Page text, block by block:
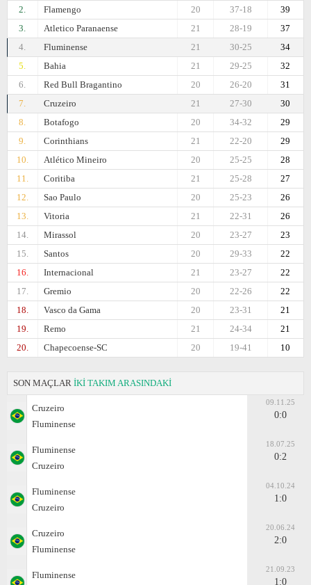
2. Flamengo 39
37-18
20
3.
Atletico Paranaense 37
28-19
21
4.
Fluminense 34
30-25
21
5.
Bahia 32
29-25
21
6.
Red Bull Bragantino 31
26-20
20
7.
Cruzeiro 30
27-30
21
8.
Botafogo 29
34-32
20
9.
Corinthians 29
22-20
21
10.
Atlético Mineiro 28
25-25
20
11.
Coritiba 27
25-28
21
12.
Sao Paulo 26
25-23
20
13.
Vitoria 26
22-31
21
14.
Mirassol 23
23-27
20
15.
Santos 22
29-33
20
16.
Internacional 22
23-27
21
17.
Gremio 22
22-26
20
18.
Vasco da Gama 21
23-31
20
19.
Remo 21
24-34
21
20.
Chapecoense-SC 10
19-41
20
SON MAÇLAR İKİ TAKIM ARASINDAKİ
Cruzeiro
Fluminense
09.11.25
0:0
Fluminense
Cruzeiro
18.07.25
0:2
Fluminense
Cruzeiro
04.10.24
1:0
Cruzeiro
Fluminense
20.06.24
2:0
Fluminense
21.09.23
1:0